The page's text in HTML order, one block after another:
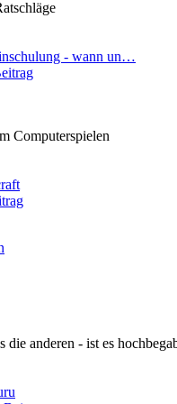
- wann un…
Computerspielen
anderen - ist es